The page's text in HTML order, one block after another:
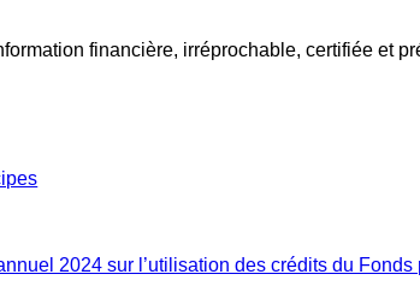
financière, irréprochable, certifiée et
2024 sur l’utilisation des crédits du